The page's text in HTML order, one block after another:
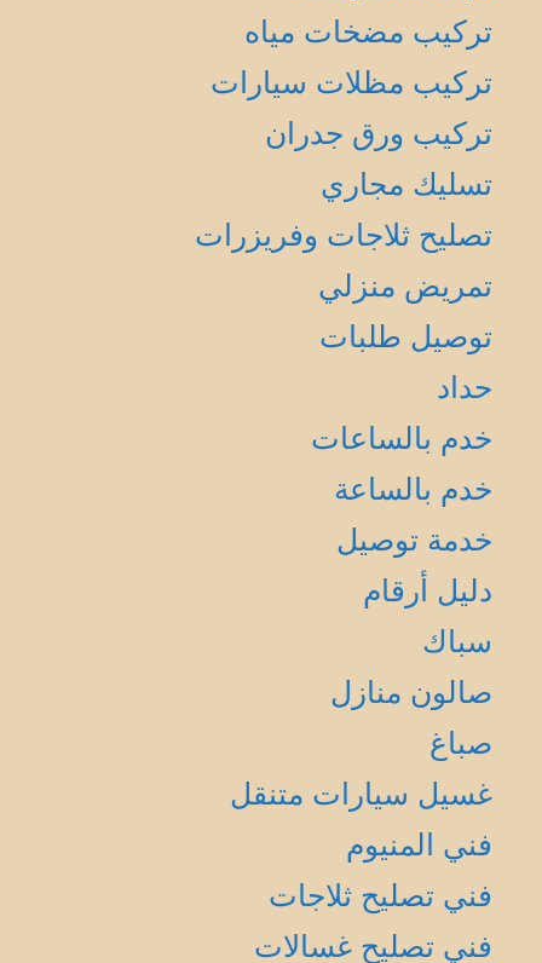
تركيب مضخات مياه
تركيب مظلات سيارات
تركيب ورق جدران
تسليك مجاري
تصليح ثلاجات وفريزرات
تمريض منزلي
توصيل طلبات
حداد
خدم بالساعات
خدم بالساعة
خدمة توصيل
دليل أرقام
سباك
صالون منازل
صباغ
غسيل سيارات متنقل
فني المنيوم
فني تصليح ثلاجات
فني تصليح غسالات